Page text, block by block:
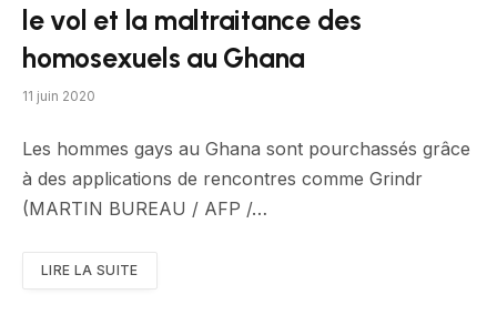
le vol et la maltraitance des
homosexuels au Ghana
11 juin 2020
Les hommes gays au Ghana sont pourchassés grâce
à des applications de rencontres comme Grindr
(MARTIN BUREAU / AFP /…
LIRE LA SUITE